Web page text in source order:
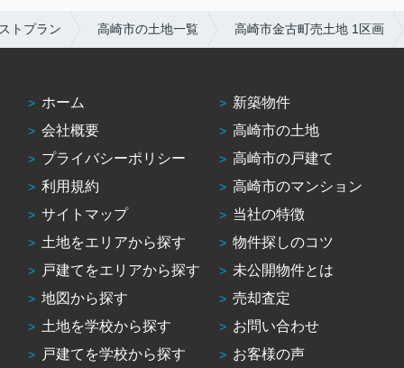
トプラン 高崎市の土地一覧 高崎市金古町売土地 1区画
ホーム
会社概要
プライバシーポリシー
利用規約
サイトマップ
土地をエリアから探す
戸建てをエリアから探す
地図から探す
土地を学校から探す
戸建てを学校から探す
新築物件
高崎市の土地
高崎市の戸建て
高崎市のマンション
当社の特徴
物件探しのコツ
未公開物件とは
売却査定
お問い合わせ
お客様の声